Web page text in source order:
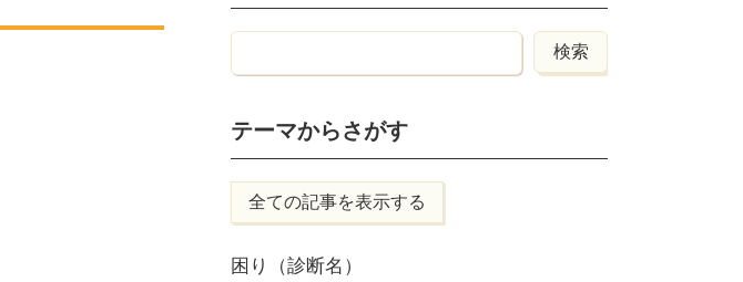
テーマからさがす
全ての記事を表示する
困り（診断名）